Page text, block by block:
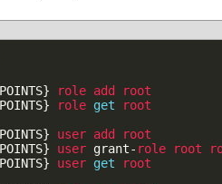
} role add
root
} role get
root
} user add
root
} user grant- role root
} user get
root